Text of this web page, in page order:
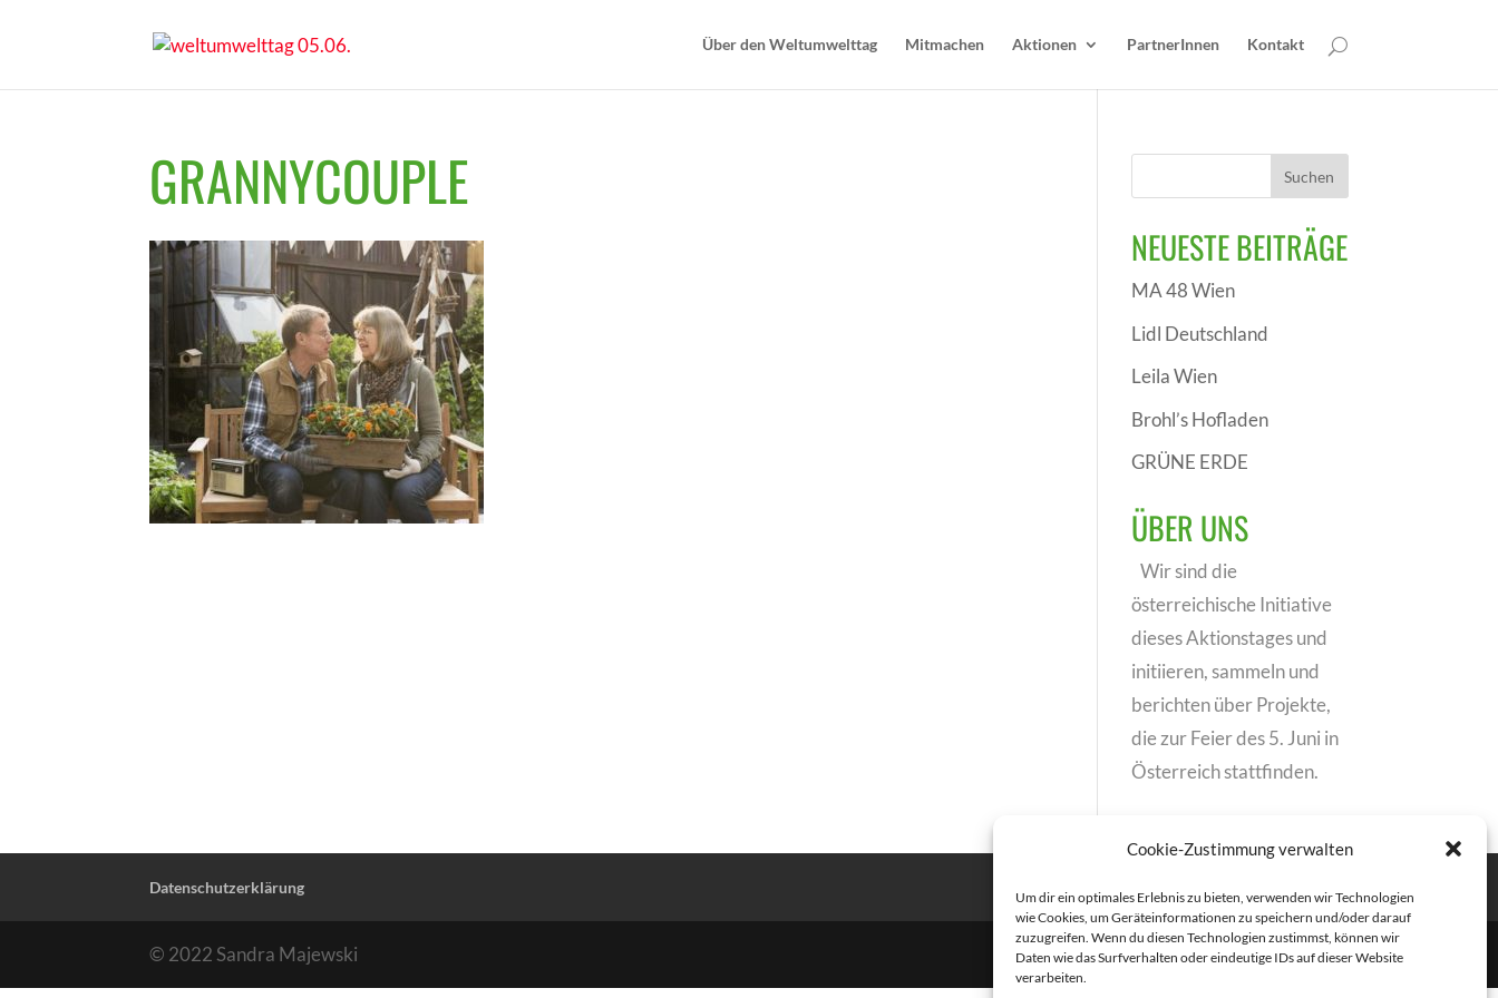
Cookie-Zustimmung verwalten
Um dir ein optimales Erlebnis zu bieten, verwenden wir Technologien
wie Cookies, um Geräteinformationen zu speichern und/oder darauf
zuzugreifen. Wenn du diesen Technologien zustimmst, können wir
Daten wie das Surfverhalten oder eindeutige IDs auf dieser Website
verarbeiten.
Über den Weltumwelttag Mitmachen Aktionen PartnerInnen Kontakt
GRANNYCOUPLE
NEUESTE BEITRÄGE
MA 48 Wien
Lidl Deutschland
Leila Wien
Brohl’s Hofladen
GRÜNE ERDE
ÜBER UNS
Wir sind die
österreichische Initiative
dieses Aktionstages und
initiieren, sammeln und
berichten über Projekte,
die zur Feier des 5. Juni in
Österreich stattfinden.
Datenschutzerklärung
© 2022 Sandra Majewski